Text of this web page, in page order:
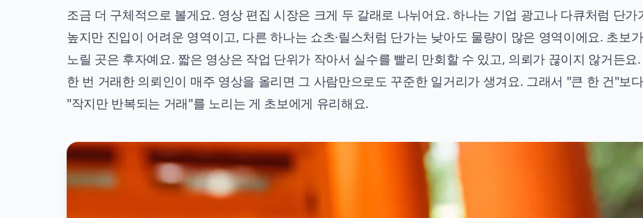
조금 더 구체적으로 볼게요. 영상 편집 시장은 크게 두 갈래로 나뉘어요. 하나는 기업 광고나 다큐처럼 단가
높지만 진입이 어려운 영역이고, 다른 하나는 쇼츠·릴스처럼 단가는 낮아도 물량이 많은 영역이에요. 초보가
노릴 곳은 후자예요. 짧은 영상은 작업 단위가 작아서 실수를 빨리 만회할 수 있고, 의뢰가 끊이지 않거든요.
한 번 거래한 의뢰인이 매주 영상을 올리면 그 사람만으로도 꾸준한 일거리가 생겨요. 그래서 "큰 한 건"보다
"작지만 반복되는 거래"를 노리는 게 초보에게 유리해요.